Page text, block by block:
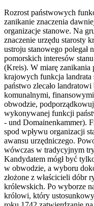
Rozrost państwowych
zanikanie znaczenia
organizacje stanowe. Na
znaczenie urzędu starosty
ustroju stanowego polegał
pomorskich interesów
(Kreis). W miarę zanikania
krajowych funkcja landrata
państwo zlecało
komunalnymi,
obwodzie,
wykonywanej funkcji
- und Domainenkammer).
spod wpływu organizacji
awansu urzędniczego.
wówczas w tradycyjnym
Kandydatem mógł być
w obwodzie, a wyboru
złożone z właścicieli dóbr
królewskich. Po wyborze
królowi, który